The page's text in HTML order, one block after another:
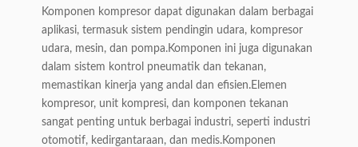
Komponen kompresor dapat digunakan dalam berbagai
aplikasi, termasuk sistem pendingin udara, kompresor
udara, mesin, dan pompa.Komponen ini juga digunakan
dalam sistem kontrol pneumatik dan tekanan,
memastikan kinerja yang andal dan efisien.Elemen
kompresor, unit kompresi, dan komponen tekanan
sangat penting untuk berbagai industri, seperti industri
otomotif, kedirgantaraan, dan medis.Komponen